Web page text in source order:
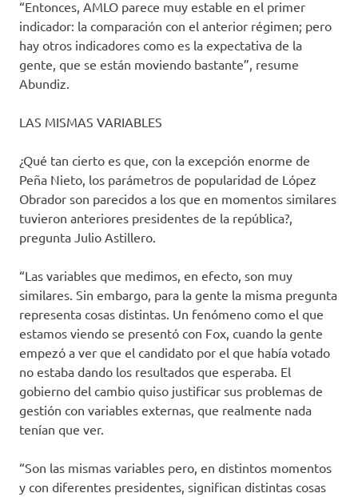
“Entonces, AMLO parece muy estable en el primer
indicador: la comparación con el anterior régimen; pero
hay otros indicadores como es la expectativa de la
gente, que se están moviendo bastante”, resume
Abundiz.
LAS MISMAS VARIABLES
¿Qué tan cierto es que, con la excepción enorme de
Peña Nieto, los parámetros de popularidad de López
Obrador son parecidos a los que en momentos similares
tuvieron anteriores presidentes de la república?,
pregunta Julio Astillero.
“Las variables que medimos, en efecto, son muy
similares. Sin embargo, para la gente la misma pregunta
representa cosas distintas. Un fenómeno como el que
estamos viendo se presentó con Fox, cuando la gente
empezó a ver que el candidato por el que había votado
no estaba dando los resultados que esperaba. El
gobierno del cambio quiso justificar sus problemas de
gestión con variables externas, que realmente nada
tenían que ver.
“Son las mismas variables pero, en distintos momentos
y con diferentes presidentes, significan distintas cosas